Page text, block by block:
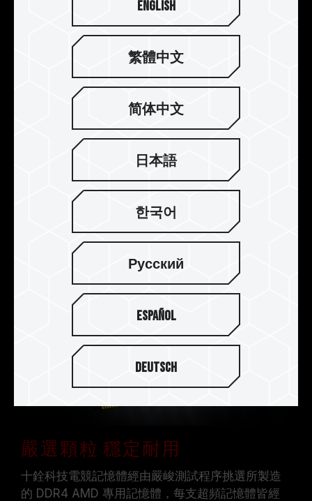
強化結構 提升散熱
採用厚度 0.8 mm 的鋁合金一體成形沖壓製程，加
上電解陽極氧化製程，抗腐蝕能力不導電，透過超
傳導導熱背膠熱傳導至鋁合金模組來提升散熱，讓
超頻記憶體維持在有效工作溫度內。
嚴選顆粒 穩定耐用
十銓科技電競記憶體經由嚴峻測試程序挑選所製造
的 DDR4 AMD 專用記憶體，每支超頻記憶體皆經
English
繁體中文
简体中文
日本語
한국어
Русский
Español
Deutsch